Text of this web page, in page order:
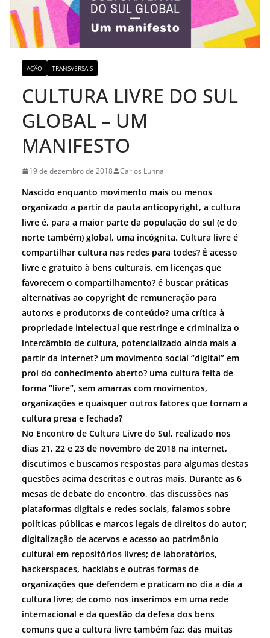
AÇÃO TRANSVERSAIS
CULTURA LIVRE DO SUL
GLOBAL – UM
MANIFESTO
19 de dezembro de 2018 Carlos Lunna
Nascido enquanto movimento mais ou menos
organizado a partir da pauta anticopyright, a cultura
livre é, para a maior parte da população do sul (e do
norte também) global, uma incógnita. Cultura livre é
compartilhar cultura nas redes para todes? É acesso
livre e gratuito à bens culturais, em licenças que
favorecem o compartilhamento? é buscar práticas
alternativas ao copyright de remuneração para
autorxs e produtorxs de conteúdo? uma crítica à
propriedade intelectual que restringe e criminaliza o
intercâmbio de cultura, potencializado ainda mais a
partir da internet? um movimento social “digital” em
prol do conhecimento aberto? uma cultura feita de
forma “livre”, sem amarras com movimentos,
organizações e quaisquer outros fatores que tornam a
cultura presa e fechada?
No Encontro de Cultura Livre do Sul, realizado nos
dias 21, 22 e 23 de novembro de 2018 na internet,
discutimos e buscamos respostas para algumas destas
questões acima descritas e outras mais. Durante as 6
mesas de debate do encontro, das discussões nas
plataformas digitais e redes sociais, falamos sobre
políticas públicas e marcos legais de direitos do autor;
digitalização de acervos e acesso ao patrimônio
cultural em repositórios livres; de laboratórios,
hackerspaces, hacklabs e outras formas de
organizações que defendem e praticam no dia a dia a
cultura livre; de como nos inserimos em uma rede
internacional e da questão da defesa dos bens
comuns que a cultura livre também faz; das muitas